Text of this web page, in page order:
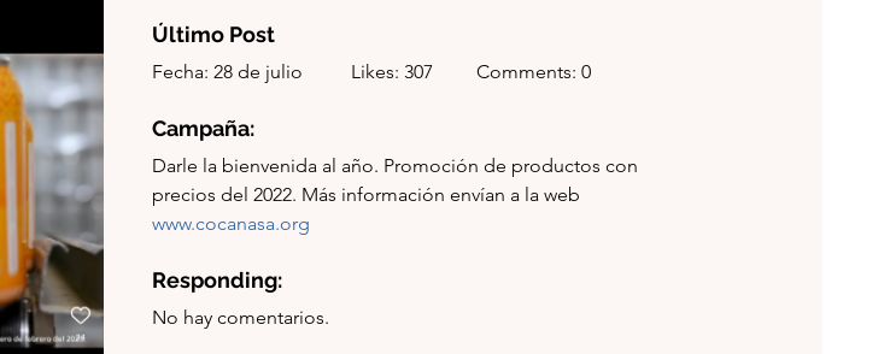
Último Post
Fecha: 28 de julio          Likes: 307         Comments: 0
Campaña:
Darle la bienvenida al año. Promoción de productos con
www.cocanasa.org
Responding:
No hay comentarios.